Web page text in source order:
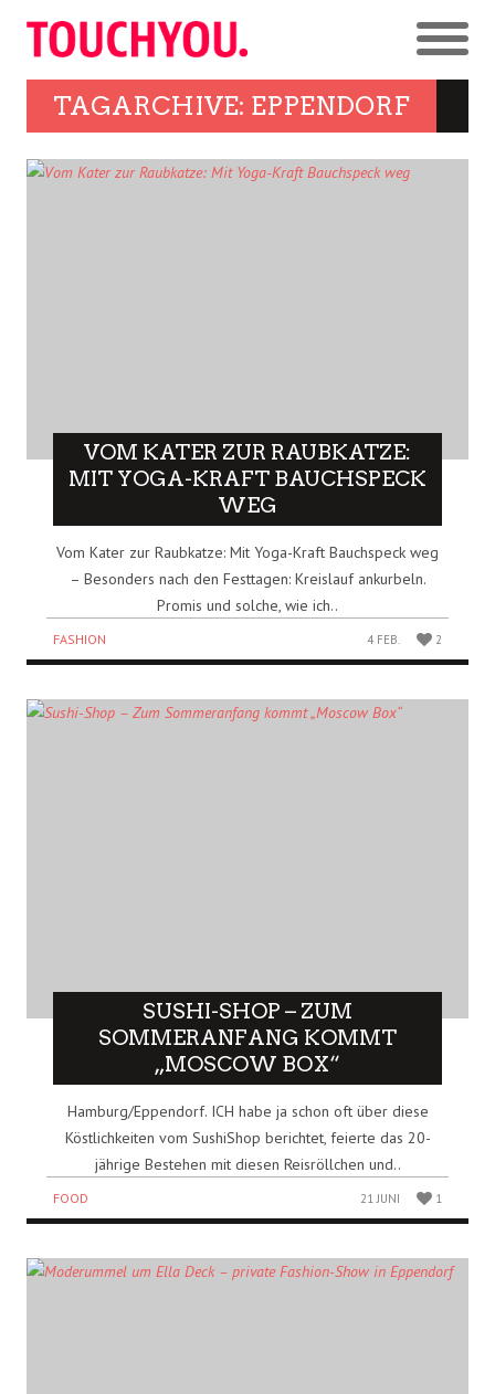
TAGARCHIVE: EPPENDORF
VOM KATER ZUR RAUBKATZE:
MIT YOGA-KRAFT BAUCHSPECK
WEG
Vom Kater zur Raubkatze: Mit Yoga-Kraft Bauchspeck weg
– Besonders nach den Festtagen: Kreislauf ankurbeln.
Promis und solche, wie ich..
FASHION 4 FEB. 2
SUSHI-SHOP – ZUM
SOMMERANFANG KOMMT
„MOSCOW BOX“
Hamburg/Eppendorf. ICH habe ja schon oft über diese
Köstlichkeiten vom SushiShop berichtet, feierte das 20-
jährige Bestehen mit diesen Reisröllchen und..
FOOD 21 JUNI 1